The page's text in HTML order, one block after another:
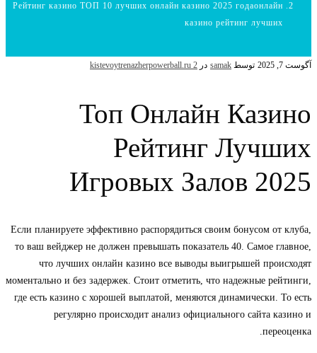
Рейтинг казино ТОП 10 лучших онлайн казино 2025 годаонлайн
казино рейтинг лучших
آگوست 7, 2025 توسط samak در kistevoytrenazherpowerball.ru 2
Топ Онлайн Казино
Рейтинг Лучших
Игровых Залов 2025
Если планируете эффективно распорядиться своим бонусом от клуба,
то ваш вейджер не должен превышать показатель 40. Самое главное,
что лучших онлайн казино все выводы выигрышей происходят
моментально и без задержек. Стоит отметить, что надежные рейтинги,
где есть казино с хорошей выплатой, меняются динамически. То есть
регулярно происходит анализ официального сайта казино и
переоценка.